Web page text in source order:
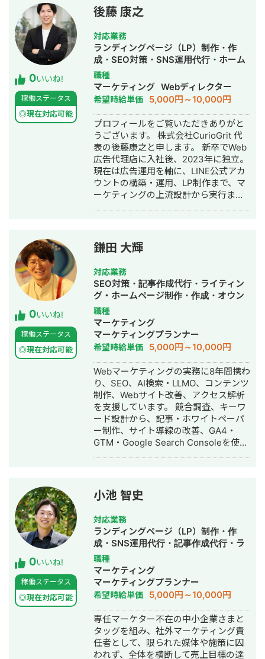
ネルを横断した利益（LTV-ROAS）改
善を経験。 Web解析を軸に、集客→売
上→利益改善まで伴走します。
0いいね!
稼働ステータス
◎現在対応可能
後藤 康之
対応業務
ランディングページ（LP）制作・作
成・SEO対策・SNS運用代行・ホーム
ページ制作・作成・バナー制作・デザ
イン・リスティング広告運用代行・オ
ウンドメディア制作・構築・運用代
行・採用代行・AI活用
職種
マーケティング Webディレクター
希望時給単価 5,000円～10,000円
プロフィールをご覧いただきありがと
うございます。 株式会社CurioGrit 代
表の後藤康之と申します。 新卒でWeb
広告代理店に入社後、2023年に独立。
現在は広告運用を軸に、LINE公式アカ
ウントの構築・運用、LP制作まで、マ
ーケティングの上流設計から実行まで
す。 広告・SEO・SNSで新規流入を獲
得 → LP・導線設計でLINEに誘導 → 教
育 → CV この全体フローの設計・実行
が強みです。 ▼対応ツール・領域 GA4
/ GTM / Looker Studio / Lステップ・L
Message（エルメ）/ LP制作 / バナ
ー・動画制作 / SEO / SNS運用 ▼対応
可能な広告媒体 Google広告（検索・デ
ィスプレイ・P-MAX・YouTube）/
Yahoo!広告 / Meta広告（Facebook・
Instagram）/ LINE広告 / TikTok広告 /
X広告 / SmartNews広告 / Outbrain /
Taboola ▼代表的な実績 ・Meta広告で
ROI維持のまま月予算200万→1,200万
円まで拡大（オンラインアシスタント
事業） ・LINE友だち約9,700人獲得、
テイクアウト売上前年比121%達成（飲
食チェーン） ▼得意業界 店舗系（飲
食・美容・クリニック）/ 人材紹介 / ス
円〜 / 月額5万円〜） ②広告運用代行
（固定5万円 / 手数料20％）
0いいね!
稼働ステータス
◎現在対応可能
鎌田 大輝
対応業務
SEO対策・記事作成代行・ライティン
グ・ホームページ制作・作成・オウン
ドメディア制作・構築・運用代行・AI
活用
職種
マーケティング
マーケティングプランナー
希望時給単価 5,000円～10,000円
Webマーケティングの実務に8年間携わ
り、SEO、AI検索・LLMO、コンテンツ
制作、Webサイト改善、アクセス解析
を支援しています。 競合調査、キーワ
ード設計から、記事・ホワイトペーパ
ー制作、サイト導線の改善、GA4・
GTM・Google Search Consoleを使っ
装・改善運用まで支援します。 BtoB領
域を中心に、人材育成、建築・不動
産、IT・DX、士業などの支援経験があ
ります。現在は合同会社SuzuLaboを運
営しています。
0いいね!
稼働ステータス
◎現在対応可能
小池 智史
対応業務
ランディングページ（LP）制作・作
成・SNS運用代行・記事作成代行・ラ
イティング・ホームページ制作・作
成・バナー制作・デザイン・ロゴデザ
イン・作成・リスティング広告運用代
行・動画制作・動画編集・AI活用
職種
マーケティング
マーケティングプランナー
希望時給単価 5,000円～10,000円
専任マーケター不在の中小企業さまと
タッグを組み、社外マーケティング責
任者として、限られた媒体や施策に囚
われず、全体を横断して売上目標の達